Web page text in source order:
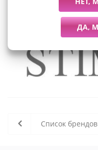
Список брендов